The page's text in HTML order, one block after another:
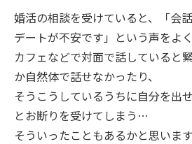
婚活の相談を受けていると、「会
デートが不安です」という声をよく
カフェなどで対面で話していると
か自然体で話せなかったり、
そうこうしているうちに自分を出
とお断りを受けてしまう…
そういったこともあるかと思います